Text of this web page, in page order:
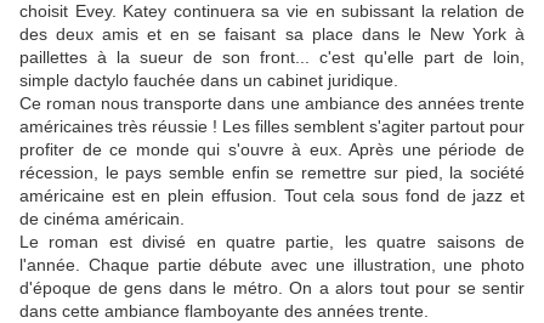
choisit Evey. Katey continuera sa vie en subissant la relation de
des deux amis et en se faisant sa place dans le New York à
paillettes à la sueur de son front... c'est qu'elle part de loin,
simple dactylo fauchée dans un cabinet juridique.
Ce roman nous transporte dans une ambiance des années trente
américaines très réussie ! Les filles semblent s'agiter partout pour
profiter de ce monde qui s'ouvre à eux. Après une période de
récession, le pays semble enfin se remettre sur pied, la société
américaine est en plein effusion. Tout cela sous fond de jazz et
de cinéma américain.
Le roman est divisé en quatre partie, les quatre saisons de
l'année. Chaque partie débute avec une illustration, une photo
d'époque de gens dans le métro. On a alors tout pour se sentir
dans cette ambiance flamboyante des années trente.